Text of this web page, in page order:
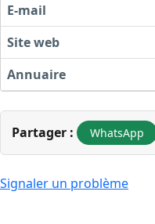
E-mail
Site web
Annuaire
Partager : WhatsApp
Signaler un problème